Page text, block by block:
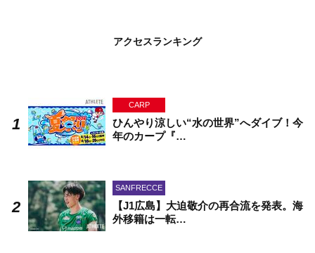
アクセスランキング
CARP
ひんやり涼しい“水の世界”へダイブ！今
年のカープ『…
SANFRECCE
【J1広島】大迫敬介の再合流を発表。海
外移籍は一転…